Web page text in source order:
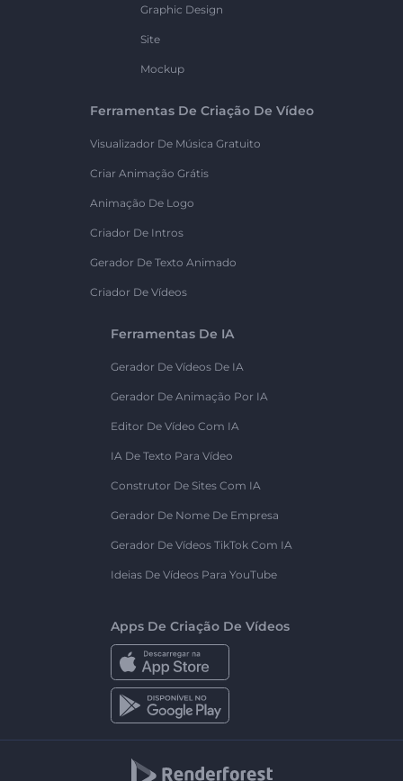
Graphic Design
Site
Mockup
Ferramentas De Criação De Vídeo
Visualizador De Música Gratuito
Criar Animação Grátis
Animação De Logo
Criador De Intros
Gerador De Texto Animado
Criador De Vídeos
Ferramentas De IA
Gerador De Vídeos De IA
Gerador De Animação Por IA
Editor De Vídeo Com IA
IA De Texto Para Vídeo
Construtor De Sites Com IA
Gerador De Nome De Empresa
Gerador De Vídeos TikTok Com IA
Ideias De Vídeos Para YouTube
Apps De Criação De Vídeos